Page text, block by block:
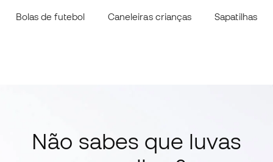
Bolas de futebol Caneleiras crianças Sapatilhas
Não sabes que luvas